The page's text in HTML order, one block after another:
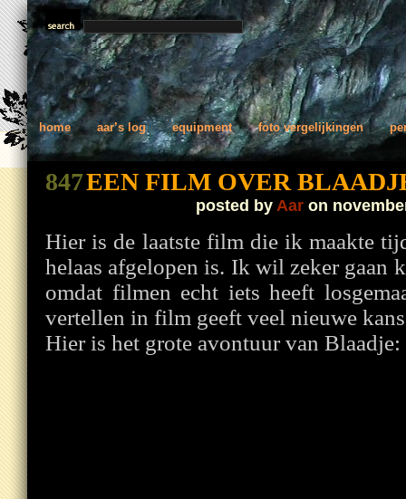
home aar’s log equipment foto vergelijkingen
847EEN FILM OVER
posted by Aaron
Hier is de laatste film die ik maakte
helaas afgelopen is. Ik wil zeker gaan
omdat filmen echt iets heeft
vertellen in film geeft veel nieuwe
Hier is het grote avontuur van Blaadje: